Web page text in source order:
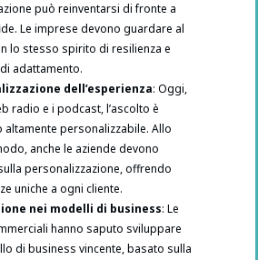
può reinventarsi di fronte a
Le imprese devono guardare al
lo stesso spirito di resilienza e
adattamento.
dell’esperienza: Oggi,
radio e i podcast, l’ascolto è
altamente personalizzabile. Allo
anche le aziende devono
personalizzazione, offrendo
uniche a ogni cliente.
nei modelli di business: Le
hanno saputo sviluppare
di business vincente, basato sulla